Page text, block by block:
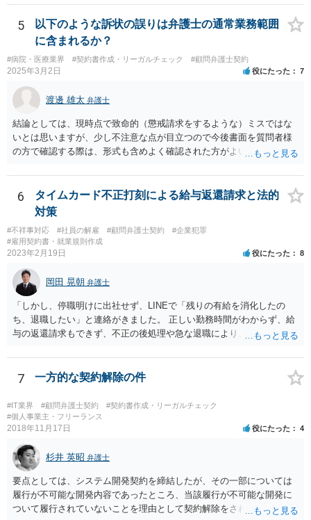
絡がきますよね？ 通常はそのような初動となります。
5
以下のような訴状の誤りは弁護士の通常業務範囲
に含まれるか？
#病院・医療業界 #契約書作成・リーガルチェック #顧問弁護士契約
2025年3月2日 役にたった 7
渡邊 雄太 弁護士
結論としては、現時点で致命的（懲戒請求をするような）ミスではな
いとは思いますが、少し不注意な点が目立つので今後書面を質問者様
の方で確認する際は、形式も含めよく確認された方がよいと思われま
正 →のぞましくはないですが、時たまあるものと存じます。 通常は、
弁護士が起案 Ⅰ依頼者に内容の確認 Ⅱ弁護士が誤字脱字等を確認 Ⅲ
念のため事務員が確認 Ⅳ提出 の流れになりますので、どこかの段階で
判所窓口で修正して受理してもらうということはありますので、その
場合は責められない部分もあるかと思います。 ②証拠である薬品名を
うね。よくわからないならば弁護士としては依頼者にこちらの薬品で
よいですかと聞くべきではあると思います。他のミスに比してこれは
内容に関するミスなので、今後はよく確認いただいた方がよいと思い
ます。 ③証拠のナンバーが入らないまま甲号証のハンコが押されたま
まになっている →形式ミスですね。不注意ですが、訴訟の勝敗に直結
ショットの証拠が縦長や横長に印刷され、文字が間延びしている(読め
ないことはない) →こちらも③と同様であると思います。 以上のとお
り、①～④も訴訟の勝敗に直結するものではないと思われますので、
致命的なミスではないと思います。 もっとも、形式面も仕事の完成物
として当然確認すべきでありますので、今後は気を付けるように弁護
士にお伝えいただいてもよいと思います。
6
タイムカード不正打刻による給与返還請求と法的
対策
#不祥事対応 #社員の解雇 #顧問弁護士契約
#企業犯罪
#雇用契約書・就業規則作成
2023年2月19日 役にたった 8
岡田 晃朝 弁護士
「しかし、停職明けに出社せず、LINEで「残りの有給を消化したの
ち、退職したい」と連絡がきました。 正しい勤務時間がわからず、給
与の返還請求もできず、不正の後処理や急な退職により、社や他のス
状況です。」 大変悪質ですね。打刻場所のデータと、これまでのタイ
ムカードの虚偽を確認し、突き付けて責任を問題にすることになるで
うタイムカード不正打刻による返還請求はどのようにおこなえばよい
でしょうか？」 想定できる虚偽を前提に、相手と協議して詰めればよ
いかと思います。 確実な記録があれば、それによるのがよいですが、
すべては不可能でしょうので。 相手の言動には早急には返事をせずに
弁護士と相談しながら、対応策を検討する方がよいでしょう。 また、
返還が難しい場合、損害賠償を請求する事はできますでしょうか？ 法
的には可能ですが、立証の問題があります。 協議でも問題にできそう
ですが、調停なども検討できるでしょう。 また、返還請求も損害賠償
請求もせず、「詐欺」として、警察に被害届を出す事は可能でしょう
7 一方的な契約解除の件
#IT業界 #顧問弁護士契約
#契約書作成・リーガルチェック
#個人事業主・フリーランス
2018年11月17日 役にたった 4
杉井 英昭 弁護士
要点としては、システム開発契約を締結したが、その一部については
履行が不可能な開発内容であったところ、当該履行が不可能な開発に
ついて履行されていないことを理由として契約解除をされた。そこ